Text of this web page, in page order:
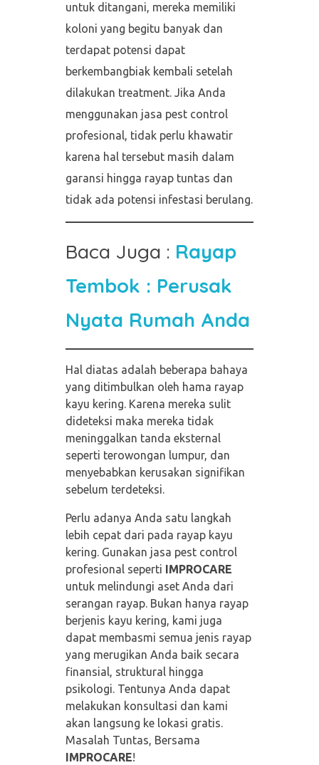
untuk ditangani, mereka memiliki
koloni yang begitu banyak dan
terdapat potensi dapat
berkembangbiak kembali setelah
dilakukan treatment. Jika Anda
menggunakan jasa pest control
profesional, tidak perlu khawatir
karena hal tersebut masih dalam
garansi hingga rayap tuntas dan
tidak ada potensi infestasi berulang.
Baca Juga : Rayap
Tembok : Perusak
Nyata Rumah Anda
Hal diatas adalah beberapa bahaya
yang ditimbulkan oleh hama rayap
kayu kering. Karena mereka sulit
dideteksi maka mereka tidak
meninggalkan tanda eksternal
seperti terowongan lumpur, dan
menyebabkan kerusakan signifikan
sebelum terdeteksi.
Perlu adanya Anda satu langkah
lebih cepat dari pada rayap kayu
kering. Gunakan jasa pest control
profesional seperti
IMPROCARE
untuk melindungi aset Anda dari
serangan rayap. Bukan hanya rayap
berjenis kayu kering, kami juga
dapat membasmi semua jenis rayap
yang merugikan Anda baik secara
finansial, struktural hingga
psikologi. Tentunya Anda dapat
melakukan konsultasi dan kami
akan langsung ke lokasi gratis.
Masalah Tuntas, Bersama
IMPROCARE!